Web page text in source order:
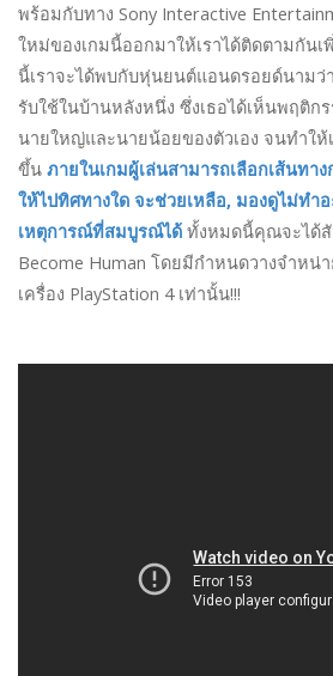
พร้อมกับทาง Sony Interactive
ใหม่ของเกมนี้ออกมาให้เราได้ติดตามกันเ
นี้เราจะได้พบกับหุ่นยนต์แอนดรอยด์นามว่
รับใช้ในบ้านหลังหนึ่ง ซึ่งเธอได้เห็นพฤติก
นายใหญ่และนายน้อยของตัวเอง จนทำใ
ขึ้น ภายในเกมผู้เล่นสามารถเลือกเส้นทาง
ให้ไปทิศทางใด จะช่วยเหลือ, มองดูไม่ทำ
เหตุการณ์ที่สมบูรณ์ได้ ทั้งหมดนี้คุณจะได้
Become Human โดยมีกำหนดวางจำหน่
เครื่อง PlayStation 4 เท่านั้น!!!